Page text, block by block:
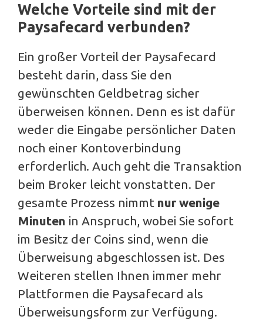
Welche Vorteile sind mit der
Paysafecard verbunden?
Ein großer Vorteil der Paysafecard
besteht darin, dass Sie den
gewünschten Geldbetrag sicher
überweisen können. Denn es ist dafür
weder die Eingabe persönlicher Daten
noch einer Kontoverbindung
erforderlich. Auch geht die Transaktion
beim Broker leicht vonstatten. Der
gesamte Prozess nimmt nur wenige
Minuten in Anspruch, wobei Sie sofort
im Besitz der Coins sind, wenn die
Überweisung abgeschlossen ist. Des
Weiteren stellen Ihnen immer mehr
Plattformen die Paysafecard als
Überweisungsform zur Verfügung.